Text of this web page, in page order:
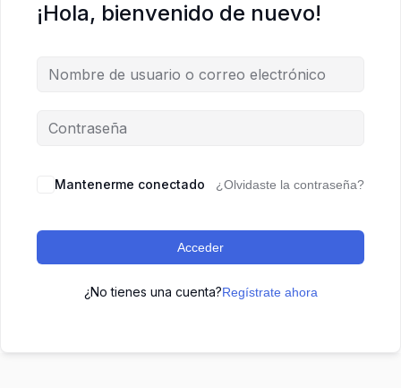
¡Hola, bienvenido de nuevo!
Mantenerme conectado ¿Olvidaste la contraseña?
Acceder
¿No tienes una cuenta?Regístrate ahora